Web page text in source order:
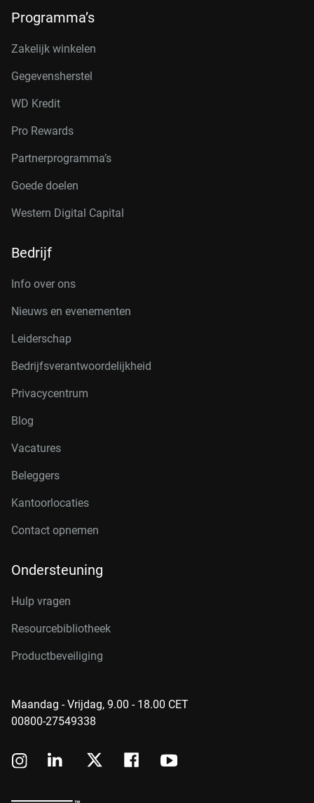
Programma’s
Zakelijk winkelen
Gegevensherstel
WD Kredit
Pro Rewards
Partnerprogramma’s
Goede doelen
Western Digital Capital
Bedrijf
Info over ons
Nieuws en evenementen
Leiderschap
Bedrijfsverantwoordelijkheid
Privacycentrum
Blog
Vacatures
Beleggers
Kantoorlocaties
Contact opnemen
Ondersteuning
Hulp vragen
Resourcebibliotheek
Productbeveiliging
Maandag - Vrijdag, 9.00 - 18.00 CET
00800-27549338